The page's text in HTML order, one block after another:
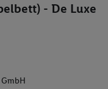
- De Luxe